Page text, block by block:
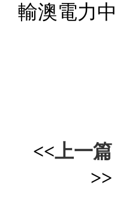
輸澳電力中
<<上一篇
>>